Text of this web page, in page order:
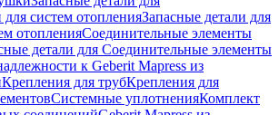
систем отопленияЗапасные детали для
отопленияСоединительные элементы
детали для Соединительные элементы
к Geberit Mapress из
Крепления для трубКрепления для
Системные уплотненияКомплект